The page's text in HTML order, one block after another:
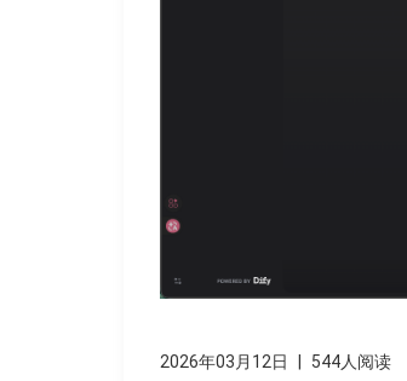
2026年03月12日 544人阅读